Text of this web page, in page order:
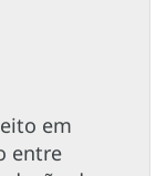
em
entre